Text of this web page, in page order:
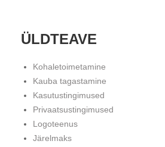
ÜLDTEAVE
Kohaletoimetamine
Kauba tagastamine
Kasutustingimused
Privaatsustingimused
Logoteenus
Järelmaks